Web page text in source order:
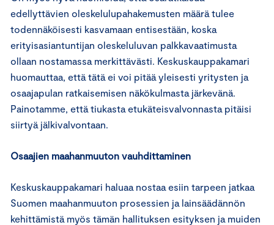
edellyttävien oleskelulupahakemusten määrä tulee
todennäköisesti kasvamaan entisestään, koska
erityisasiantuntijan oleskeluluvan palkkavaatimusta
ollaan nostamassa merkittävästi. Keskuskauppakamari
huomauttaa, että tätä ei voi pitää yleisesti yritysten ja
osaajapulan ratkaisemisen näkökulmasta järkevänä.
Painotamme, että tiukasta etukäteisvalvonnasta pitäisi
siirtyä jälkivalvontaan.
Osaajien maahanmuuton vauhdittaminen
Keskuskauppakamari haluaa nostaa esiin tarpeen jatkaa
Suomen maahanmuuton prosessien ja lainsäädännön
kehittämistä myös tämän hallituksen esityksen ja muiden